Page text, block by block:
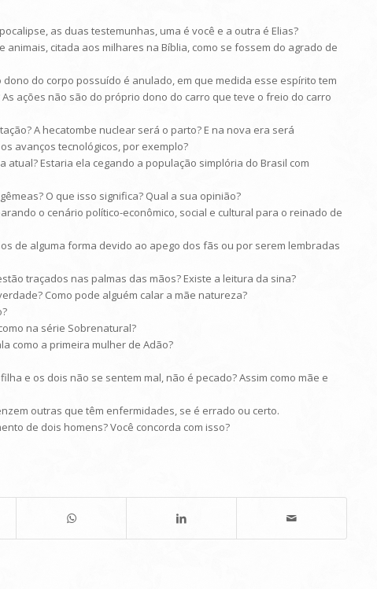
as duas testemunhas, uma é você e a outra é Elias?
animais, citada aos milhares na Bíblia, como se fossem do agrado de
do corpo possuído é anulado, em que medida esse espírito tem
ações não são do próprio dono do carro que teve o freio do carro
A hecatombe nuclear será o parto? E na nova era será
avanços tecnológicos, por exemplo?
atual? Estaria ela cegando a população simplória do Brasil com
O que isso significa? Qual a sua opinião?
o cenário político-econômico, social e cultural para o reinado de
de alguma forma devido ao apego dos fãs ou por serem lembradas
traçados nas palmas das mãos? Existe a leitura da sina?
Como pode alguém calar a mãe natureza?
na série Sobrenatural?
como a primeira mulher de Adão?
e os dois não se sentem mal, não é pecado? Assim como mãe e
outras que têm enfermidades, se é errado ou certo.
de dois homens? Você concorda com isso?